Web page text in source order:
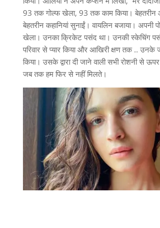
93 तक गोल्फ खेला, 93 तक काम किया। बेहतरीन
बेहतरीन कहानियां सुनाईं। वायलिन बजाया। अपनी
खेला। उनका क्रिकेट पसंद था। उनकी स्केचिंग
परिवार से प्यार किया और आखिरी क्षण तक .. उनके
किया। उसके द्वारा दी जाने वाली सभी रोशनी से
जब ​​तक हम फिर से नहीं मिलते।